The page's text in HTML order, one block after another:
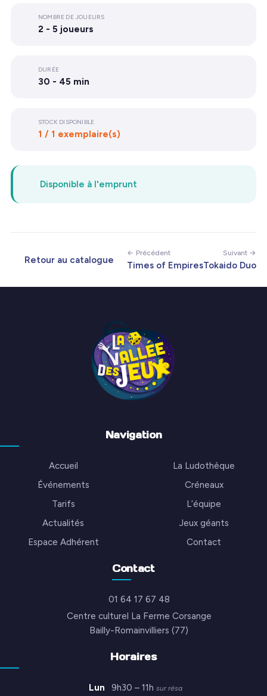
NOMBRE DE JOUEURS
2 - 5 joueurs
DURÉE
30 - 45 min
STOCK DISPONIBLE
1 / 1 exemplaire(s)
Disponible à l'emprunt
Retour au catalogue
← Précédent
Times of Empires
Suivant →
Tokaido Duo
Navigation
Accueil
La Ludothèque
Événements
Créneaux
Tarifs
L’équipe
Actualités
Jeux géants
Espace Adhérent
Contact
Contact
01 64 17 67 48
Centre culturel La Ferme Corsange
Bailly-Romainvilliers (77)
Horaires
Lun 9h30 – 11h sur résa